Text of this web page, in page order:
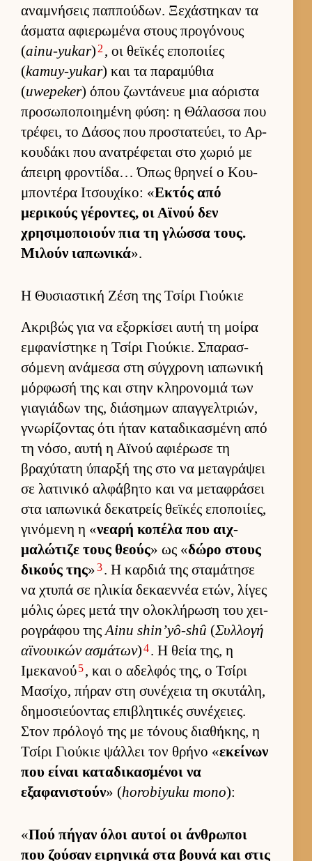
αναμνήσεις παπ­πού­δων. Ξεχάστηκαν τα
άσματα αφιε­ρωμένα στους προγόνους
(ainu-yukar) 2 , οι θεϊκές εποποι­ίες
(kamuy-yukar) και τα παραμύθια
(uwepeker) όπου ζωντάνευε μια αόριστα
προσωποποι­ημένη φύση: η Θάλασσα που
τρέφει, το Δάσος που προστατεύ­ει, το Αρ­
κου­δάκι που ανατρέφεται στο χωριό με
άπειρη φροντίδα… Όπως θρηνεί ο Κου­
μποντέρα Ιτσου­χίκο: «Εκτός από
μερικούς γέροντες, οι Αϊνού δεν
χρησιμοποιούν πια τη γλώσσα τους.
Μιλούν ια­πωνικά».
Η Θυσιαστική Ζέση της Τσίρι Γιούκιε
Ακριβώς για να εξορ­κίσει αυτή τη μοίρα
εμ­φανίστηκε η Τσίρι Γιού­κιε. Σπαρασ­
σόμενη ανάμεσα στη σύγ­χρονη ια­πωνική
μόρ­φωσή της και στην κληρονομιά των
για­γιάδων της, διάσημων απαγ­γελ­τριών,
γνωρίζοντας ότι ήταν καταδικασμένη από
τη νόσο, αυτή η Αϊνού αφιέρωσε τη
βραχύτατη ύπαρξή της στο να μεταγράψει
σε λατινικό αλ­φάβητο και να μεταφράσει
στα ια­πωνικά δεκατρείς θεϊκές εποποι­ίες,
γινόμενη η «νεαρή κοπέλα που αιχ­
μαλώτιζε τους θεούς» ως «δώρο στους
δικούς της»3. Η καρ­διά της σταμάτησε
να χτυπά σε ηλικία δεκαεν­νέα ετών, λίγες
μόλις ώρες μετά την ολοκλήρωση του χει­
ρογράφου τηςAinu shin’yô-shû (Συλ­λογή
αϊνουι­κών ασμάτων)4. Η θεία της, η
Ιμεκανού5, και ο αδελ­φός της, ο Τσίρι
Μασίχο, πήραν στη συνέχεια τη σκυτάλη,
δημοσιεύ­οντας επιβλητικές συνέχειες.
Στον πρόλογό της με τόνους δια­θήκης, η
Τσίρι Γιού­κιε ψάλ­λει τον θρήνο «εκεί­νων
που εί­ναι καταδικασμένοι να
εξαφανιστούν» (horobiyuku mono):
«Πού πήγαν όλοι αυ­τοί οι άν­θρωποι
που ζού­σαν ει­ρηνικά στα βουνά και στις